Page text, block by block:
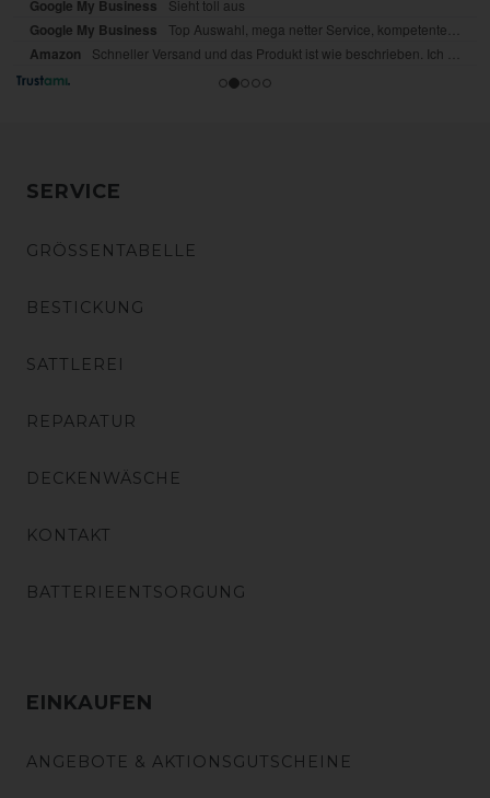
SERVICE
GRÖSSENTABELLE
BESTICKUNG
SATTLEREI
REPARATUR
DECKENWÄSCHE
KONTAKT
BATTERIEENTSORGUNG
EINKAUFEN
ANGEBOTE & AKTIONSGUTSCHEINE